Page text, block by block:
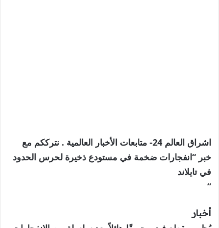
اشراق العالم 24- متابعات الأخبار العالمية . نترككم مع
خبر “انفجارات ضخمة في مستودع ذخيرة لحرس الحدود
في تايلاند
”
أخبار